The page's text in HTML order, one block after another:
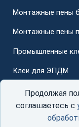
Монтажные пены
Монтажные пены
Промышленные
Клеи для ЭПДМ
ДляПродолжая
соглашаетесь с